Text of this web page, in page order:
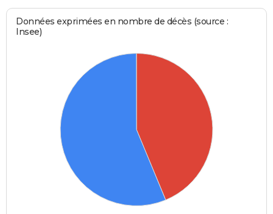
Données exprimées en nombre de décès (source :
Insee)